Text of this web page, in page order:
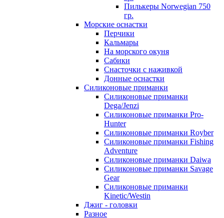
Пилькеры Norwegian 750
гр.
Морские оснастки
Перчики
Кальмары
На морского окуня
Сабики
Снасточки с наживкой
Донные оснастки
Силиконовые приманки
Силиконовые приманки
Dega/Jenzi
Силиконовые приманки Pro-
Hunter
Силиконовые приманки Royber
Силиконовые приманки Fishing
Adventure
Силиконовые приманки Daiwa
Силиконовые приманки Savage
Gear
Силиконовые приманки
Kinetic/Westin
Джиг - головки
Разное